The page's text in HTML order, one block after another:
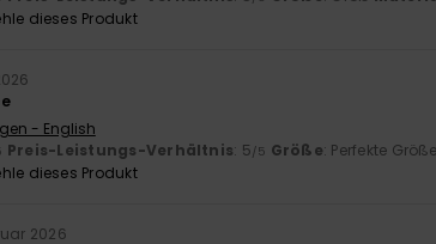
dieses Produkt
- English
Preis-Leistungs-Verhältnis: 5/5 Größe: Perfekte Größe
dieses Produkt
2026